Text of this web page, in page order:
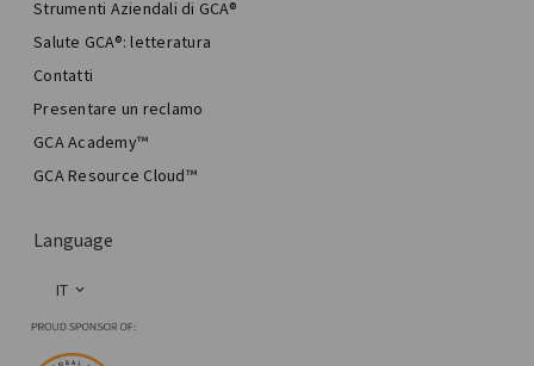
Strumenti Aziendali di GCA®
Salute GCA®: letteratura
Contatti
Presentare un reclamo
GCA Academy™
GCA Resource Cloud™
Language
IT